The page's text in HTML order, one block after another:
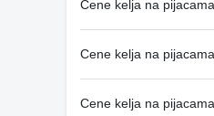
Cene kelja na
Cene kelja na
Cene kelja na